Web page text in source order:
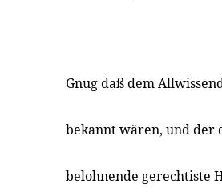
Gnug daß dem
bekannt wären, und der
belohnende gerechtiste